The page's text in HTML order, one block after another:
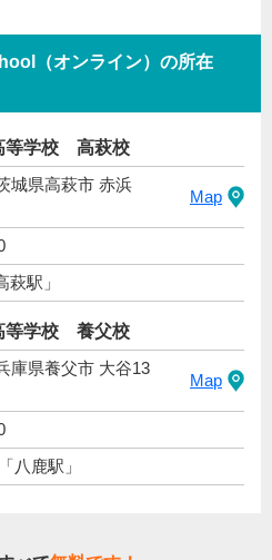
（オンライン）の所在
等学校 高萩校
城県高萩市 赤浜
Map
駅」
等学校 養父校
庫県養父市 大谷13
Map
八鹿駅」